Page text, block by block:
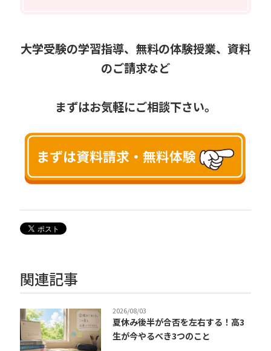
大学受験の学習指導、無料の体験授業、資料
のご請求など
まずはお気軽にご相談下さい。
関連記事
2026/08/03
夏休み後半が合否を左右する！高3
生が今やるべき3つのこと